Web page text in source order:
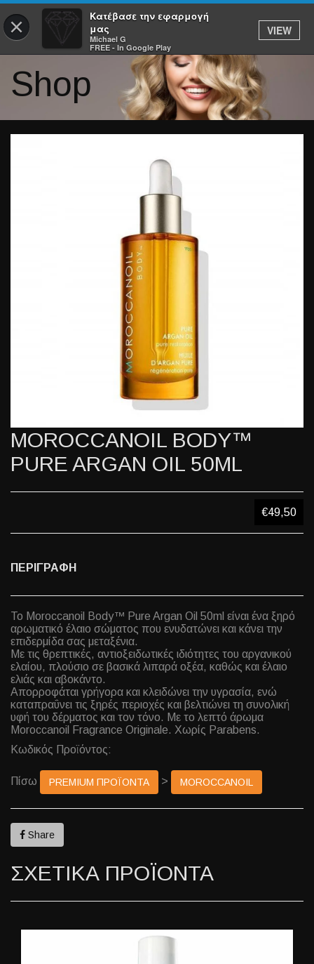
×
Κατέβασε την εφαρμογή
μας
Michael G
FREE - In Google Play
VIEW
Shop
MOROCCANOIL BODY™
PURE ARGAN OIL 50ML
€49,50
ΠΕΡΙΓΡΑΦΗ
Το Moroccanoil Body™ Pure Argan Oil 50ml είναι ένα ξηρό
αρωματικό έλαιο σώματος που ενυδατώνει και κάνει την
επιδερμίδα σας μεταξένια.
Με τις θρεπτικές, αντιοξειδωτικές ιδιότητες του αργανικού
ελαίου, πλούσιο σε βασικά λιπαρά οξέα, καθώς και έλαιο
ελιάς και αβοκάντο.
Απορροφάται γρήγορα και κλειδώνει την υγρασία, ενώ
καταπραΰνει τις ξηρές περιοχές και βελτιώνει τη συνολική
υφή του δέρματος και τον τόνο. Με το λεπτό άρωμα
Moroccanoil Fragrance Originale. Χωρίς Parabens.
Κωδικός Προϊόντος:
Πίσω PREMIUM ΠΡΟΪΟΝΤΑ > MOROCCANOIL
Share
ΣΧΕΤΙΚΑ ΠΡΟΪΟΝΤΑ